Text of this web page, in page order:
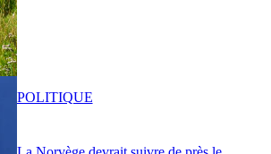
POLITIQUE